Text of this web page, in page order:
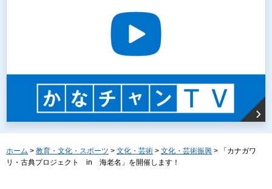
ホーム > 教育・文化・スポーツ > 文化・芸術 > 文化・芸術振興 > 「カナガワ
リ・古典プロジェクト in 海老名」を開催します！